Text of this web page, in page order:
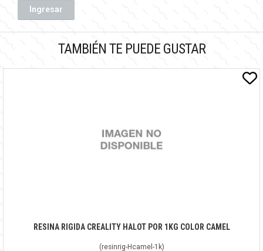
Ingresar
TAMBIÉN TE PUEDE GUSTAR
RESINA RIGIDA CREALITY HALOT POR 1KG COLOR CAMEL
(resinrig-Hcamel-1k)